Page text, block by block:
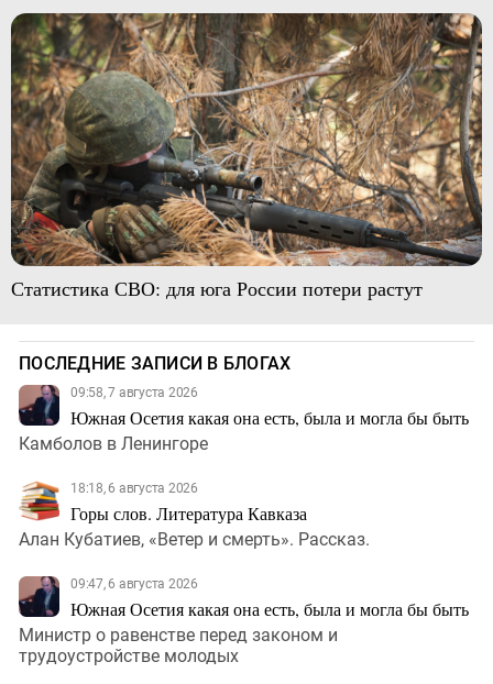
Статистика СВО: для юга России потери растут
ПОСЛЕДНИЕ ЗАПИСИ В БЛОГАХ
09:58, 7 августа 2026
Южная Осетия какая она есть, была и могла бы быть
Камболов в Ленингоре
18:18, 6 августа 2026
Горы слов. Литература Кавказа
Алан Кубатиев, «Ветер и смерть». Рассказ.
09:47, 6 августа 2026
Южная Осетия какая она есть, была и могла бы быть
Министр о равенстве перед законом и
трудоустройстве молодых